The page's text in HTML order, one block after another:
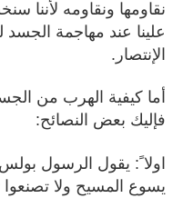
نقاومها ونقاومه لأننا
علينا عند مهاجمة الجسد
الإنتصار.
أما كيفية الهرب من
فإليك بعض النصائح:
اولا ً: يقول الرسول
يسوع المسيح ولا